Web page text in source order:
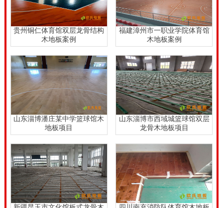
力。因此，许多实木体育馆木地板厂商已经称重的优点
和缺点后，做了改进。实木体育馆木地板的消费量保持
实木体育馆木地板的主要指标。同时，它推出了一种新
型的实木体育馆木地板，是安全，可靠，经济，的;它使
用由天然橡胶，纯实木龙骨，和高强度的承载板的高性
能的弹性衬垫。它是强，田阳的为您创建一个*美的运
动空间，不污染环境。近年来，欧氏实木体育馆木地板
已开发和拆卸实木体育馆木地板，这让体育场馆和剧院
的空气铺路更加方便，快捷。，大家都知道如果体育场
馆需要举办多种不同类型的球类运动的话，就少不了在
同一片地板上绘制不同种类的比赛画线。这个对于足够
大面积的体育馆场地来说，不同类型的比赛画线可以分
列排开，相互之间可以设置足够宽度的缓冲区，就可以
贵州铜仁体育馆双层龙骨结构
木地板案例
福建漳州市一职业学院体育馆
木地板案例
山东淄博潘庄某中学篮球馆木
地板项目
山东淄博市西域城篮球馆双层
龙骨木地板项目